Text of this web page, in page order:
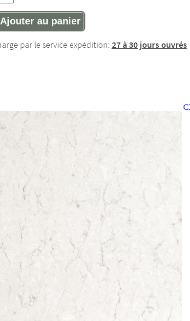
Ajouter au panier
par le service expédition: 27 à 30 jours ouvrés